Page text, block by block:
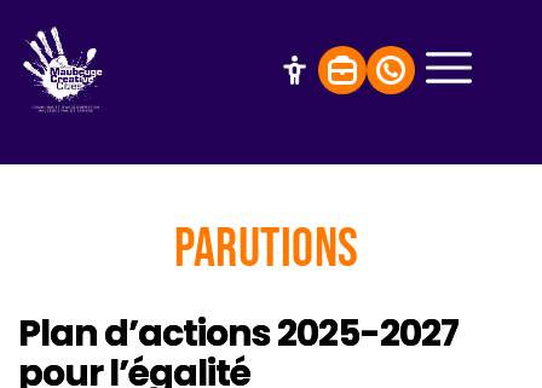
Parutions
Plan d’actions 2025-2027
pour l’égalité